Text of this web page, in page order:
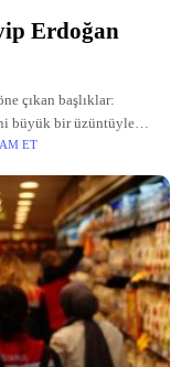
Erdoğan
çıkan başlıklar:
büyük bir üzüntüyle
arkadaşım Hamdi
ET